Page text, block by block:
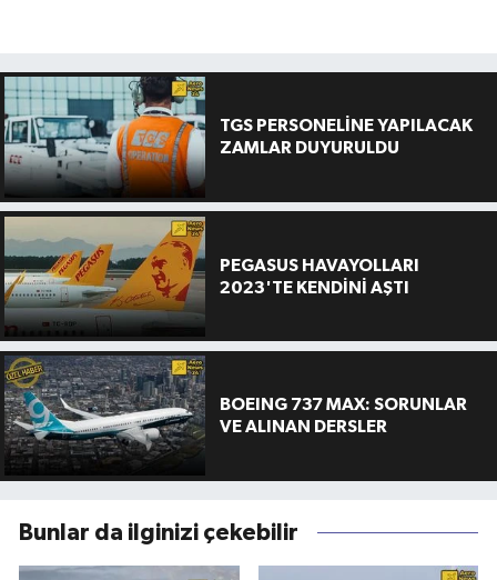
TGS PERSONELİNE YAPILACAK
ZAMLAR DUYURULDU
PEGASUS HAVAYOLLARI
2023'TE KENDİNİ AŞTI
BOEING 737 MAX: SORUNLAR
VE ALINAN DERSLER
Bunlar da ilginizi çekebilir